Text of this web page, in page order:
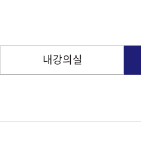
내강의실